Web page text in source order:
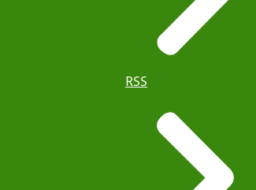
RSS